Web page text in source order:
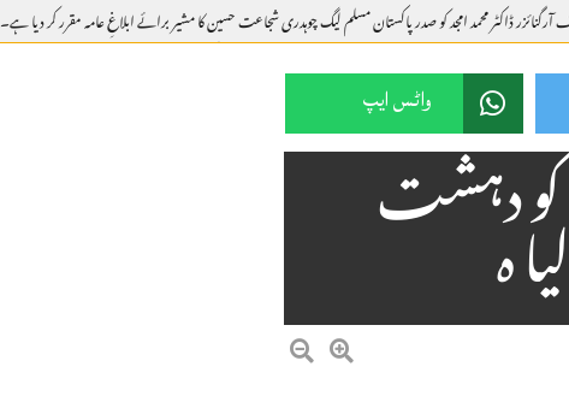
ڈاکٹر محمد امجد کو صدر پاکستان مسلم لیگ چوہدری شجاعت حسین کا مشیر برائے ابلاغِ عامہ مقرر کر دیا ہے۔
اٹک میں یومِ شہدائے پولیس، یادگارِ شہداء پر سلامی، پھولوں کی چادریں، قرآن خوانی اور خصوصی تقریب
کو عالمی سطح پر اجاگر کرتے رہیں گے، یومِ استحصال کشمیر کانفرنس میں مقررین کا عزم
واٹس ایپ
کو دہشت ہ